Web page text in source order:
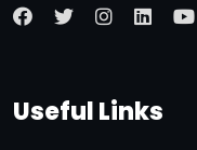
Useful Links